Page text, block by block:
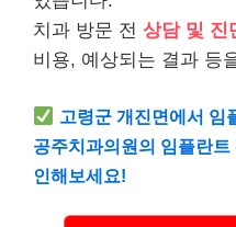
치과 방문 전 상담 및 진
비용, 예상되는 결과 등
고령군 개진면에서 임
공주치과의원의 임플란
인해보세요!